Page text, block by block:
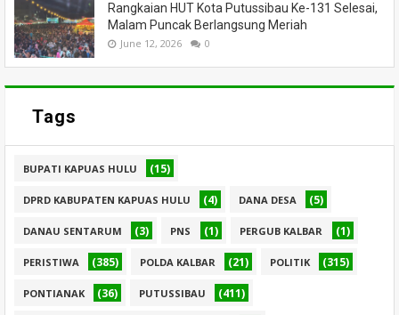
Rangkaian HUT Kota Putussibau Ke-131 Selesai,
Malam Puncak Berlangsung Meriah
June 12, 2026 0
Tags
BUPATI KAPUAS HULU (15)
DPRD KABUPATEN KAPUAS HULU (4) DANA DESA (5)
DANAU SENTARUM (3) PNS (1) PERGUB KALBAR (1)
PERISTIWA (385) POLDA KALBAR (21) POLITIK (315)
PONTIANAK (36) PUTUSSIBAU (411)